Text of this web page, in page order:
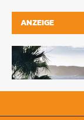
ANZEIGE